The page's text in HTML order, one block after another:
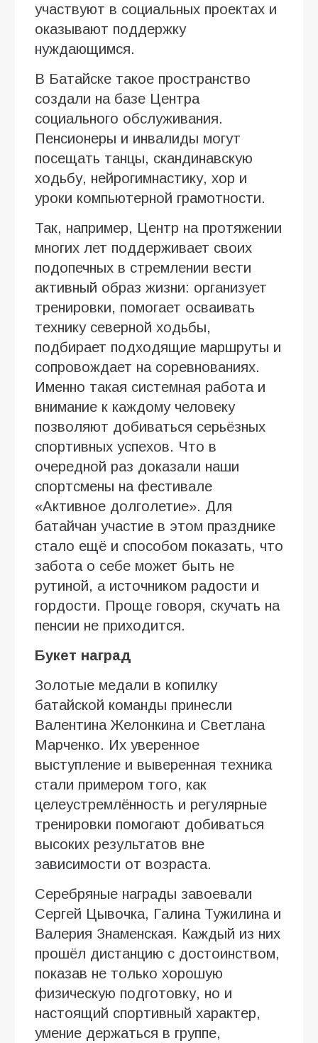
участвуют в социальных проектах и
оказывают поддержку
нуждающимся.
В Батайске такое пространство
создали на базе Центра
социального обслуживания.
Пенсионеры и инвалиды могут
посещать танцы, скандинавскую
ходьбу, нейрогимнастику, хор и
уроки компьютерной грамотности.
Так, например, Центр на протяжении
многих лет поддерживает своих
подопечных в стремлении вести
активный образ жизни: организует
тренировки, помогает осваивать
технику северной ходьбы,
подбирает подходящие маршруты и
сопровождает на соревнованиях.
Именно такая системная работа и
внимание к каждому человеку
позволяют добиваться серьёзных
спортивных успехов. Что в
очередной раз доказали наши
спортсмены на фестивале
«Активное долголетие». Для
батайчан участие в этом празднике
стало ещё и способом показать, что
забота о себе может быть не
рутиной, а источником радости и
гордости. Проще говоря, скучать на
пенсии не приходится.
Букет наград
Золотые медали в копилку
батайской команды принесли
Валентина Желонкина и Светлана
Марченко. Их уверенное
выступление и выверенная техника
стали примером того, как
целеустремлённость и регулярные
тренировки помогают добиваться
высоких результатов вне
зависимости от возраста.
Серебряные награды завоевали
Сергей Цывочка, Галина Тужилина и
Валерия Знаменская. Каждый из них
прошёл дистанцию с достоинством,
показав не только хорошую
физическую подготовку, но и
настоящий спортивный характер,
умение держаться в группе,